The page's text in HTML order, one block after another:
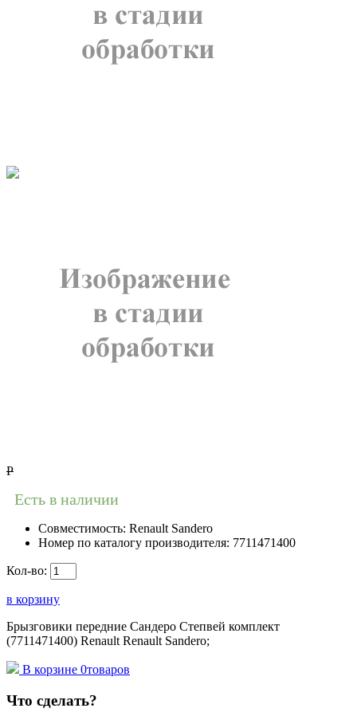
Р
Есть в наличии
Совместимость: Renault Sandero
Номер по каталогу производителя: 7711471400
Кол-во:
в корзину
Брызговики передние Сандеро Степвей комплект
(7711471400) Renault Renault Sandero;
В корзине 0товаров
Что сделать?